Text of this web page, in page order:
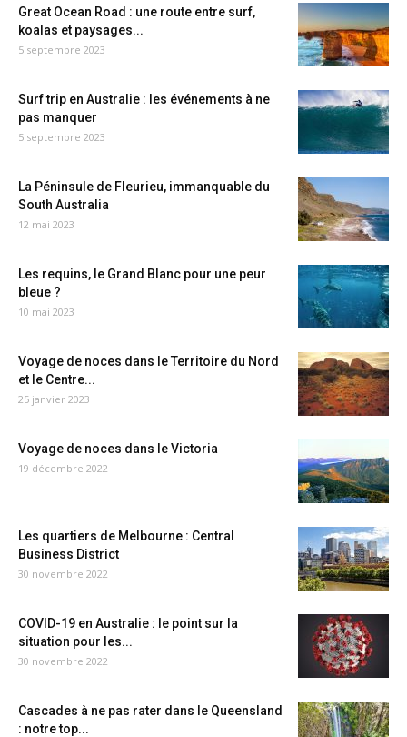
Great Ocean Road : une route entre surf,
koalas et paysages...
5 septembre 2023
Surf trip en Australie : les événements à ne
pas manquer
5 septembre 2023
La Péninsule de Fleurieu, immanquable du
South Australia
12 mai 2023
Les requins, le Grand Blanc pour une peur
bleue ?
10 mai 2023
Voyage de noces dans le Territoire du Nord
et le Centre...
25 janvier 2023
Voyage de noces dans le Victoria
19 décembre 2022
Les quartiers de Melbourne : Central
Business District
30 novembre 2022
COVID-19 en Australie : le point sur la
situation pour les...
30 novembre 2022
Cascades à ne pas rater dans le Queensland
: notre top...